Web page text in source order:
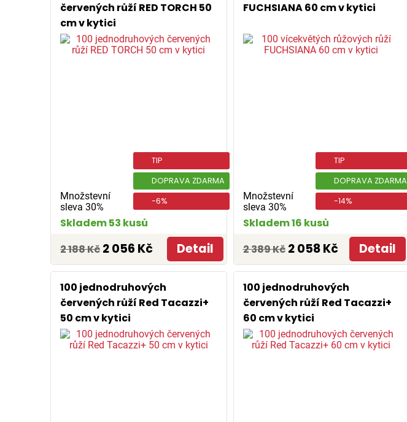
červených růží RED TORCH 50
cm v kytici
Množstevní
sleva 30%
TIP
DOPRAVA ZDARMA
-6%
Skladem 53 kusů
2 188 Kč 2 056 Kč Detail
FUCHSIANA 60 cm v kytici
Množstevní
sleva 30%
TIP
DOPRAVA ZDARMA
-14%
Skladem 16 kusů
2 389 Kč 2 058 Kč Detail
100 jednodruhových
červených růží Red Tacazzi+
50 cm v kytici
100 jednodruhových
červených růží Red Tacazzi+
60 cm v kytici